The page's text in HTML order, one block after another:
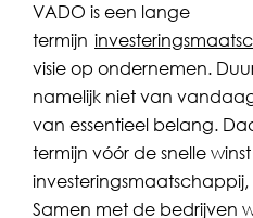
VADO is een lange
termijn
visie op ondernemen.
namelijk niet van
van essentieel belang.
termijn vóór de snelle
investeringsmaatschappij,
Samen met de bedrijven